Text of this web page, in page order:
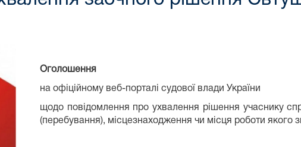
Оголошення
на офіційному веб-порталі судової влади України
щодо повідомлення про ухвалення рішення учаснику
(перебування), місцезнаходження чи місця роботи якого